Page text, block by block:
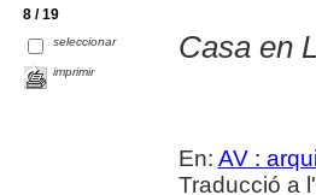
8 / 19
seleccionar
imprimir
Casa en
En: AV :
Traducció a